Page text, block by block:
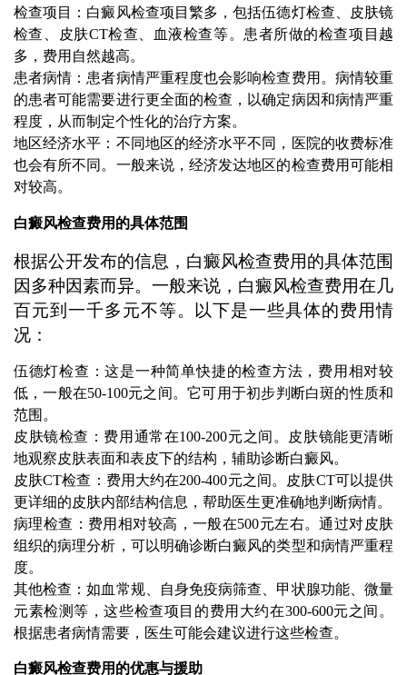
检查项目：白癜风检查项目繁多，包括伍德灯检查、皮肤镜
检查、皮肤CT检查、血液检查等。患者所做的检查项目越
多，费用自然越高。
患者病情：患者病情严重程度也会影响检查费用。病情较重
的患者可能需要进行更全面的检查，以确定病因和病情严重
程度，从而制定个性化的治疗方案。
地区经济水平：不同地区的经济水平不同，医院的收费标准
也会有所不同。一般来说，经济发达地区的检查费用可能相
对较高。
白癜风检查费用的具体范围
根据公开发布的信息，白癜风检查费用的具体范围
因多种因素而异。一般来说，白癜风检查费用在几
百元到一千多元不等。以下是一些具体的费用情
况：
伍德灯检查：这是一种简单快捷的检查方法，费用相对较
低，一般在50-100元之间。它可用于初步判断白斑的性质和
范围。
皮肤镜检查：费用通常在100-200元之间。皮肤镜能更清晰
地观察皮肤表面和表皮下的结构，辅助诊断白癜风。
皮肤CT检查：费用大约在200-400元之间。皮肤CT可以提供
更详细的皮肤内部结构信息，帮助医生更准确地判断病情。
病理检查：费用相对较高，一般在500元左右。通过对皮肤
组织的病理分析，可以明确诊断白癜风的类型和病情严重程
度。
其他检查：如血常规、自身免疫病筛查、甲状腺功能、微量
元素检测等，这些检查项目的费用大约在300-600元之间。
根据患者病情需要，医生可能会建议进行这些检查。
白癜风检查费用的优惠与援助